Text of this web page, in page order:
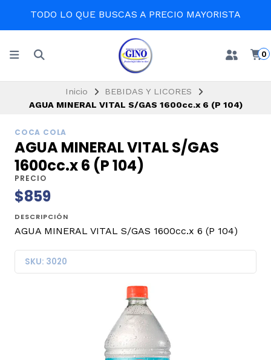
TODO LO QUE BUSCAS A PRECIO MAYORISTA
0
Inicio
BEBIDAS Y LICORES
AGUA MINERAL VITAL S/GAS 1600cc.x 6 (P 104)
COCA COLA
AGUA MINERAL VITAL S/GAS
1600cc.x 6 (P 104)
PRECIO
$859
DESCRIPCIÓN
AGUA MINERAL VITAL S/GAS 1600cc.x 6 (P 104)
SKU: 3020